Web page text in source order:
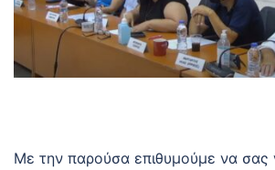
Με την παρούσα επιθυμούμε να σας